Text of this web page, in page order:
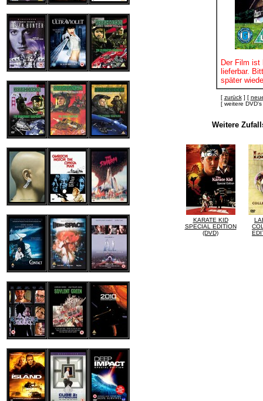
Der Film ist
lieferbar.
später
[ zurück] [
[ weitere
Weitere
KARATE KID
SPECIAL EDITION
(DVD)